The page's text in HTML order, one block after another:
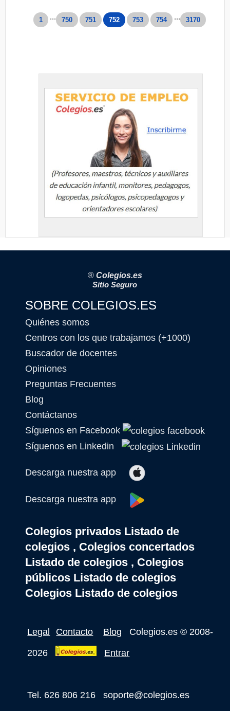
1 ... 750 751 752 753 754 ... 3170
® Colegios.es
Sitio Seguro
SOBRE COLEGIOS.ES
Quiénes somos
Centros con los que trabajamos (+1000)
Buscador de docentes
Opiniones
Preguntas Frecuentes
Blog
Contáctanos
Síguenos en Facebook
Síguenos en Linkedin
Descarga nuestra app
Descarga nuestra app
Colegios privados Listado de
colegios , Colegios concertados
Listado de colegios , Colegios
públicos Listado de colegios
Colegios Listado de colegios
Legal Contacto Blog Colegios.es © 2008-
2026 Entrar
Tel. 626 806 216 soporte@colegios.es